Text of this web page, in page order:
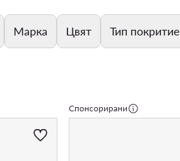
Марка Цвят Тип покритие
Спонсорирани